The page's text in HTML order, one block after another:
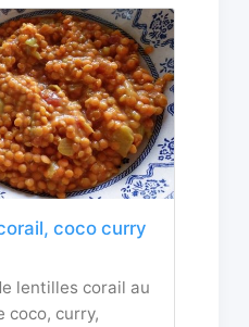
coco curry
lentilles corail au
coco, curry,